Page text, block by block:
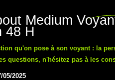
Medium
48 H
qu'on pose à son voyant : la
questions, n'hésitez pas à les
05/2025